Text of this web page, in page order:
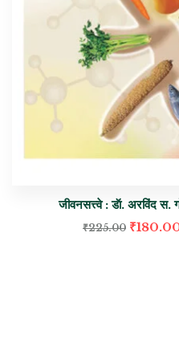
जीवनसत्त्वे : डॅा. अरविंद स.
₹225.00 ₹